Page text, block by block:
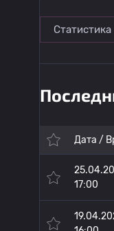
Статистика
Дата /
17:00